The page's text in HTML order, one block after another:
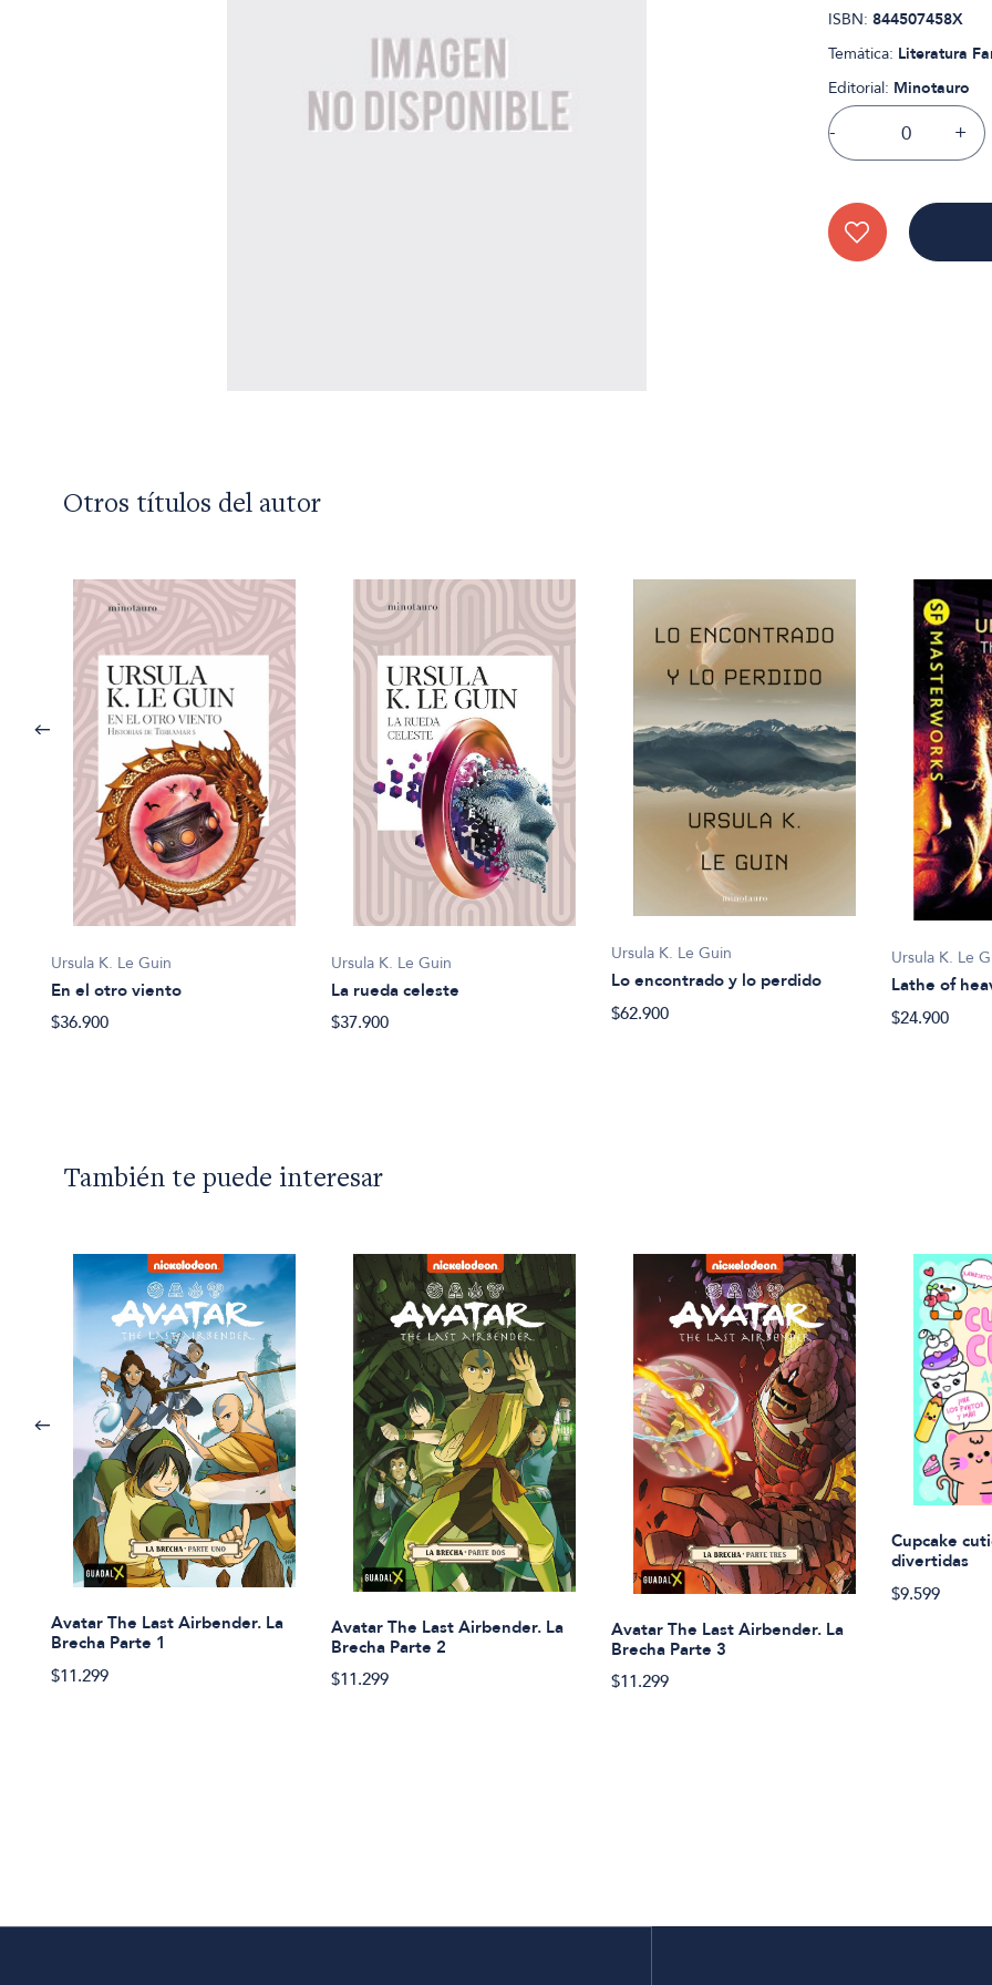
ISBN: 844507458X
Temática: Literatura
Editorial: Minotauro
- +
Otros títulos del autor
Ursula K. Le Guin
En el otro viento
$36.900
Ursula K. Le Guin
La rueda celeste
$37.900
Ursula K. Le Guin
Lo encontrado y lo perdido
$62.900
Ursula K. Le
Lathe of
$24.900
También te puede interesar
Avatar The Last Airbender. La
Brecha Parte 1
$11.299
Avatar The Last Airbender. La
Brecha Parte 2
$11.299
Avatar The Last Airbender. La
Brecha Parte 3
$11.299
Cupcake
divertidas
$9.599